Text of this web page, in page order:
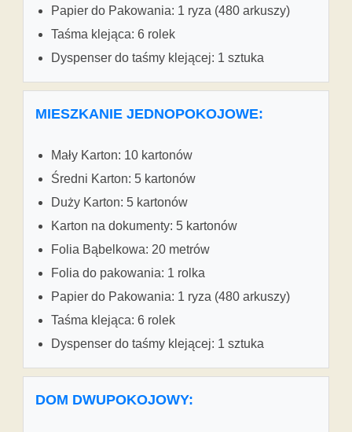
Papier do Pakowania: 1 ryza (480 arkuszy)
Taśma klejąca: 6 rolek
Dyspenser do taśmy klejącej: 1 sztuka
MIESZKANIE JEDNOPOKOJOWE:
Mały Karton: 10 kartonów
Średni Karton: 5 kartonów
Duży Karton: 5 kartonów
Karton na dokumenty: 5 kartonów
Folia Bąbelkowa: 20 metrów
Folia do pakowania: 1 rolka
Papier do Pakowania: 1 ryza (480 arkuszy)
Taśma klejąca: 6 rolek
Dyspenser do taśmy klejącej: 1 sztuka
DOM DWUPOKOJOWY: